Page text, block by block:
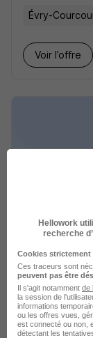
Évry-
Voir l’offre
Agent de
Fleury-
Voir l’offre
Hellowork
recherche
Cookies strictement
Ces traceurs sont
peuvent pas être
Il s'agit notamment de
la session de
informations
ou les offres vues,
est connecté ou non,
détectant les